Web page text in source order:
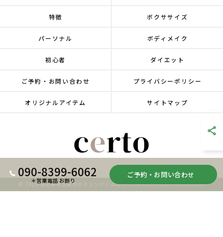
090-8399-6062
＊営業電話 お断り
ご予約・お問い合わせ
特徴 ボクササイズ
パーソナル ボディメイク
初心者 ダイエット
ご予約・お問い合わせ プライバシーポリシー
オリジナルアイテム サイトマップ
© 2026 愛知県名古屋のボクシングジムならcerto ALL RIGHTS RESERVED.